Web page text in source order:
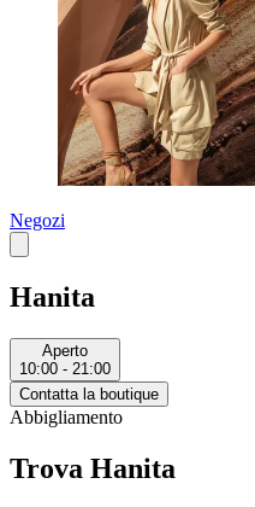
Negozi
Hanita
Aperto
10:00 - 21:00
Contatta la boutique
Abbigliamento
Trova Hanita